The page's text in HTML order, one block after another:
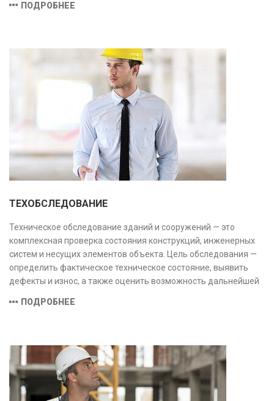
предотвратить ошибки на этапе строительства и
ПОДРОБНЕЕ
ТЕХОБСЛЕДОВАНИЕ
Техническое обследование зданий и сооружений — это
комплексная проверка состояния конструкций, инженерных
систем и несущих элементов объекта. Цель обследования —
определить фактическое техническое состояние, выявить
дефекты и износ, а также оценить возможность дальнейшей
ПОДРОБНЕЕ